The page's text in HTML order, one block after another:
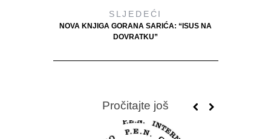
SLJEDEĆI
NOVA KNJIGA GORANA SARIĆA: “ISUS NA
DOVRATKU”
Pročitajte još